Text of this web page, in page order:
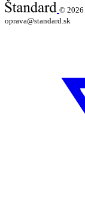
© 2026
oprava@standard.sk